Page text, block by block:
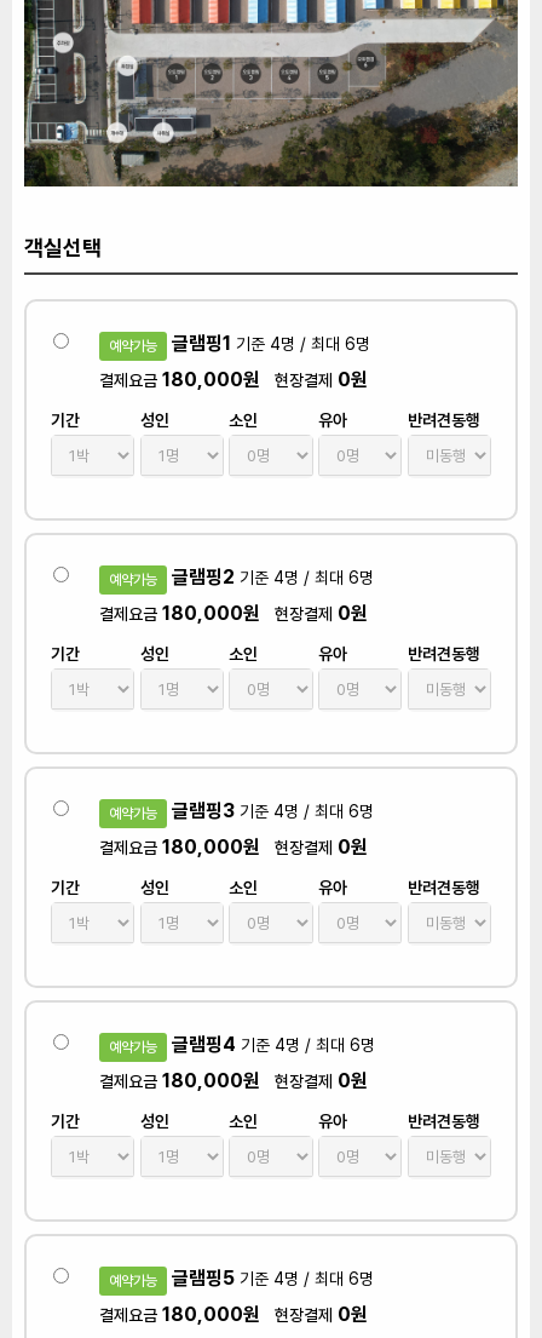
객실선택
예약가능 글램핑1 기준 4명 / 최대 6명
결제요금 180,000원 현장결제 0원
기간 성인 소인 유아 반려견동행
예약가능 글램핑2 기준 4명 / 최대 6명
결제요금 180,000원 현장결제 0원
기간 성인 소인 유아 반려견동행
예약가능 글램핑3 기준 4명 / 최대 6명
결제요금 180,000원 현장결제 0원
기간 성인 소인 유아 반려견동행
예약가능 글램핑4 기준 4명 / 최대 6명
결제요금 180,000원 현장결제 0원
기간 성인 소인 유아 반려견동행
예약가능 글램핑5 기준 4명 / 최대 6명
결제요금 180,000원 현장결제 0원